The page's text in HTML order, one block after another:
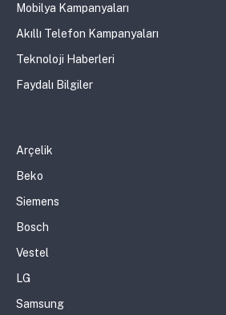
Mobilya Kampanyaları
Akıllı Telefon Kampanyaları
Teknoloji Haberleri
Faydalı Bilgiler
Arçelik
Beko
Siemens
Bosch
Vestel
LG
Samsung